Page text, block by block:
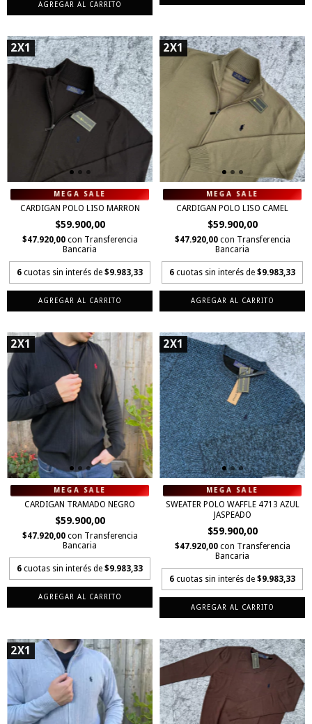
AGREGAR AL CARRITO
2X1
CARDIGAN POLO LISO MARRON
$59.900,00
$47.920,00 con Transferencia
Bancaria
6 cuotas sin interés de $9.983,33
AGREGAR AL CARRITO
2X1
CARDIGAN POLO LISO CAMEL
$59.900,00
$47.920,00 con Transferencia
Bancaria
6 cuotas sin interés de $9.983,33
AGREGAR AL CARRITO
2X1
CARDIGAN TRAMADO NEGRO
$59.900,00
$47.920,00 con Transferencia
Bancaria
6 cuotas sin interés de $9.983,33
AGREGAR AL CARRITO
2X1
SWEATER POLO WAFFLE 4713 AZUL
JASPEADO
$59.900,00
$47.920,00 con Transferencia
Bancaria
6 cuotas sin interés de $9.983,33
AGREGAR AL CARRITO
2X1